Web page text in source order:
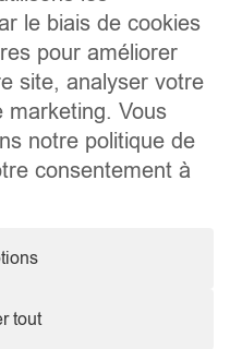
ou louer
octroyée en Belgique
le biais de cookies
pour améliorer
site, analyser votre
marketing. Vous
notre politique de
consentement à
tout